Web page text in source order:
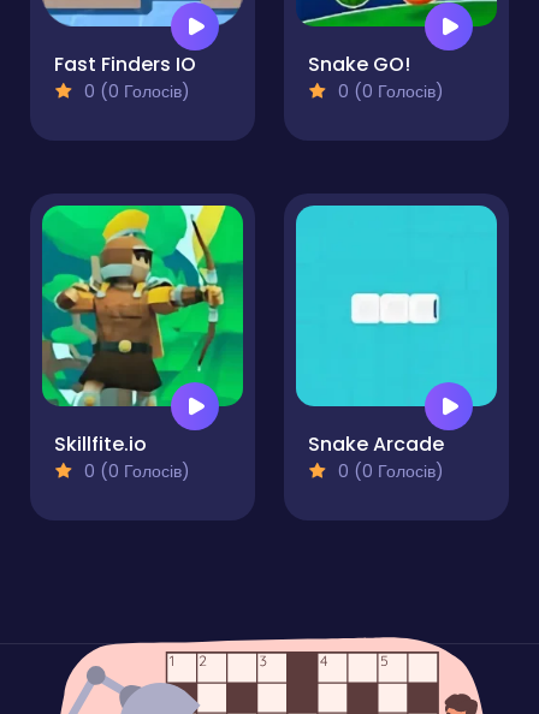
Fast Finders IO
0 (0 Голосів)
Snake GO!
0 (0 Голосів)
Skillfite.io
0 (0 Голосів)
Snake Arcade
0 (0 Голосів)